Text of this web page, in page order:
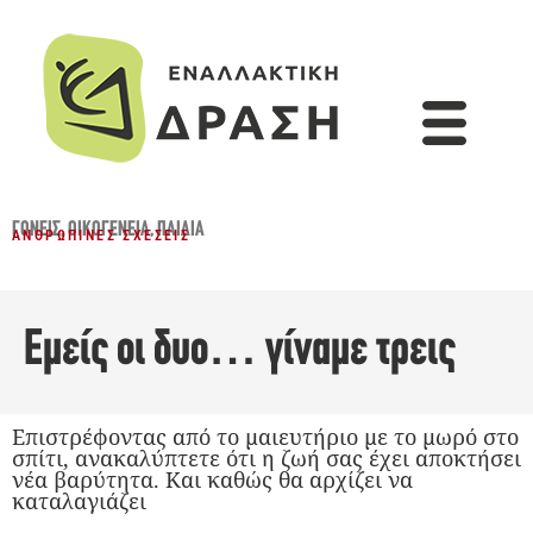
ΓΟΝΕΊΣ,ΟΙΚΟΓΈΝΕΙΑ,ΠΑΙΔΙΆ
ΑΝΘΡΏΠΙΝΕΣ ΣΧΈΣΕΙΣ
Εμείς οι δυο… γίναμε τρεις
Επιστρέφοντας από το μαιευτήριο με το μωρό στο
σπίτι, ανακαλύπτετε ότι η ζωή σας έχει αποκτήσει
νέα βαρύτητα. Και καθώς θα αρχίζει να
καταλαγιάζει